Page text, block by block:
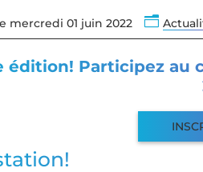
mercredi 01 juin 2022 n
édition! Participez au